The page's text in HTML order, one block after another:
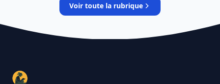
Voir toute la rubrique